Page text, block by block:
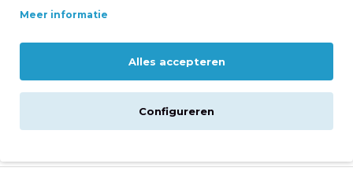
Beschrijving
Montage en levering
Meer informatie
Alles accepteren
Configureren